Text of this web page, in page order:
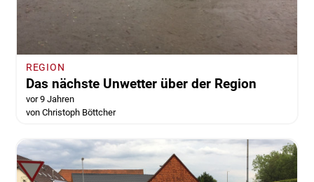
REGION
Das nächste Unwetter über der Region
vor 9 Jahren
von Christoph Böttcher